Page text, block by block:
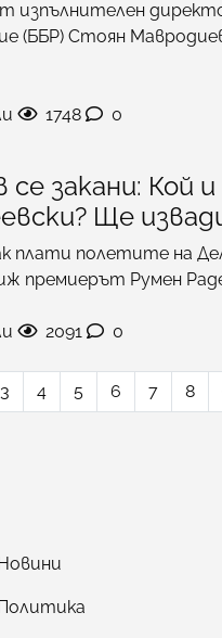
изпълнителен
(ББР) Стоян
1748 0
се закани: Кой
Ще
плати полетите на
премиерът Румен
2091 0
3 4 5 6 7 8